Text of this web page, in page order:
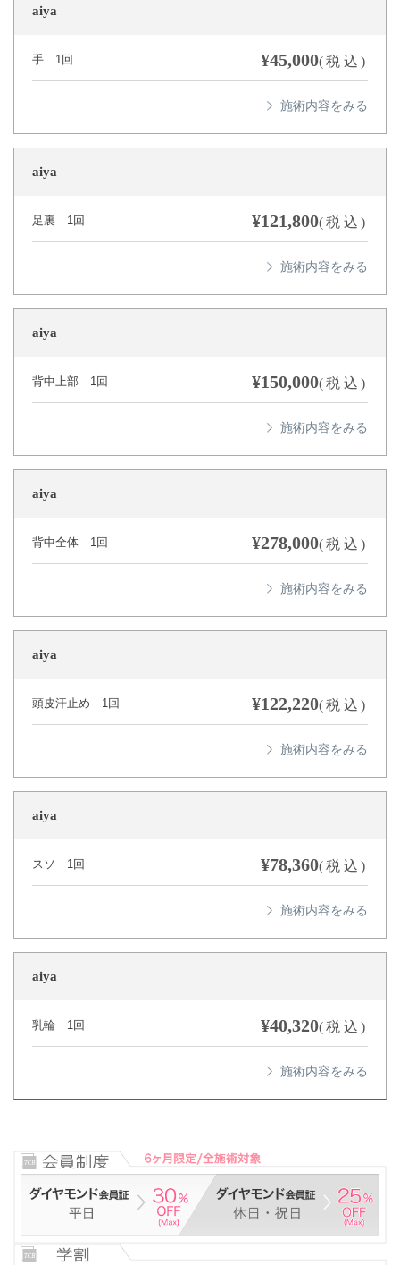
aiya
手 1回 ¥45,000(税込)
aiya
足裏 1回 ¥121,800(税込)
aiya
背中上部 1回 ¥150,000(税込)
aiya
背中全体 1回 ¥278,000(税込)
aiya
頭皮汗止め 1回 ¥122,220(税込)
aiya
スソ 1回 ¥78,360(税込)
aiya
乳輪 1回 ¥40,320(税込)